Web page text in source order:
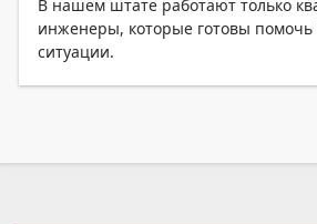
В нашем штате работают только
инженеры, которые готовы
ситуации.